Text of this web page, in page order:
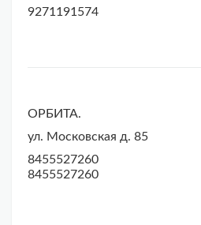
9271191574
ОРБИТА.
ул. Московская д. 85
8455527260
8455527260